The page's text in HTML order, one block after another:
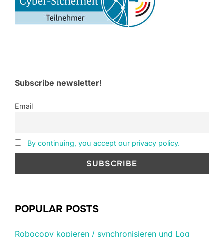
Subscribe newsletter!
Email
By continuing, you accept our privacy policy.
POPULAR POSTS
Robocopy kopieren / synchronisieren und Log